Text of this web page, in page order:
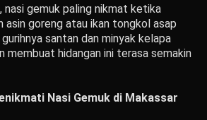
nasi gemuk paling nikmat ketika
asin goreng atau ikan tongkol asap
santan dan minyak kelapa
membuat hidangan ini terasa semakin
Nasi Gemuk di Makassar